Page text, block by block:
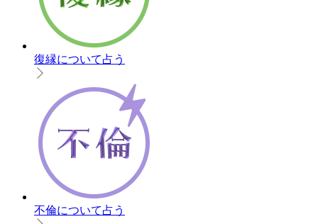
復縁について占う
不倫について占う